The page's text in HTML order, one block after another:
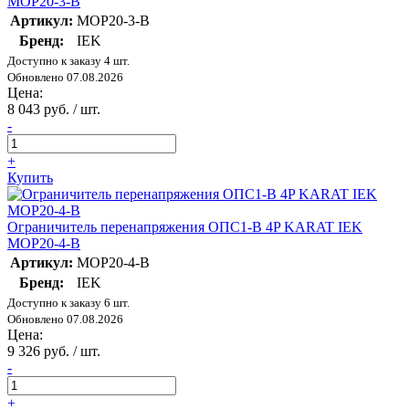
Артикул: MOP20-3-B
Бренд:
IEK
Доступно к заказу 4 шт.
Обновлено 07.08.2026
Цена:
8 043 руб. / шт.
-
+
Купить
Ограничитель перенапряжения ОПС1-B 4P KARAT IEK
MOP20-4-B
Артикул: MOP20-4-B
Бренд:
IEK
Доступно к заказу 6 шт.
Обновлено 07.08.2026
Цена:
9 326 руб. / шт.
-
+